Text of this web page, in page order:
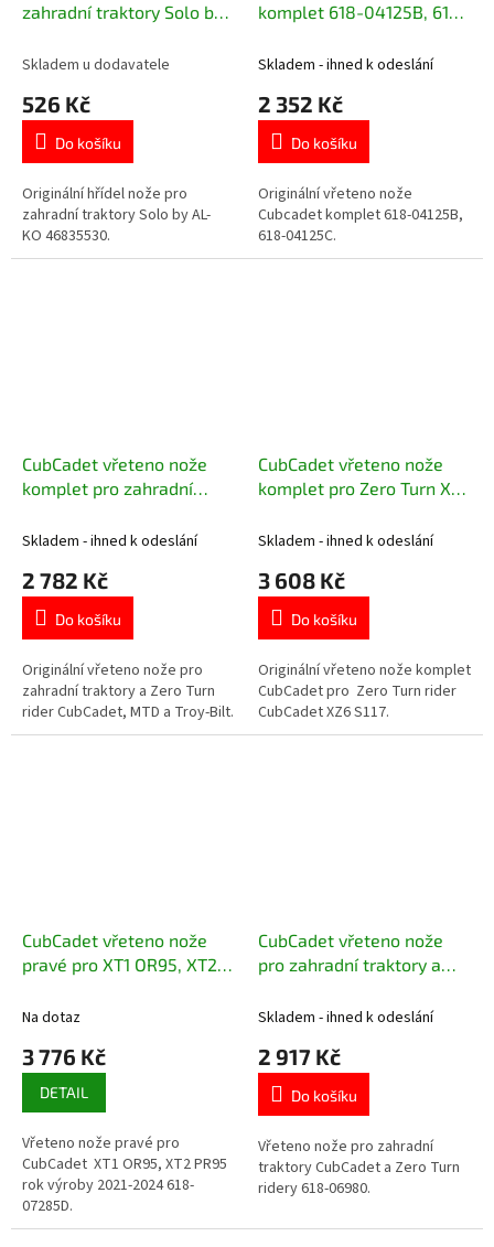
zahradní traktory Solo by
Skladem u dodavatele
526 Kč
Do košíku
Originální hřídel nože pro
zahradní traktory Solo by AL-
KO 46835530.
komplet 618-04125B, 618-
Skladem - ihned k odeslání
2 352 Kč
Do košíku
Originální vřeteno nože
Cubcadet komplet 618-04125B,
618-04125C.
CubCadet vřeteno nože
komplet pro zahradní
09236
Skladem - ihned k odeslání
2 782 Kč
Do košíku
Originální vřeteno nože pro
zahradní traktory a Zero Turn
rider CubCadet, MTD a Troy-Bilt.
CubCadet vřeteno nože
komplet pro Zero Turn XZ6
Skladem - ihned k odeslání
3 608 Kč
Do košíku
Originální vřeteno nože komplet
CubCadet pro Zero Turn rider
CubCadet XZ6 S117.
CubCadet vřeteno nože
pravé pro XT1 OR95, XT2
2024 618-07285D
Na dotaz
3 776 Kč
DETAIL
Vřeteno nože pravé pro
CubCadet XT1 OR95, XT2 PR95
rok výroby 2021-2024 618-
07285D.
CubCadet vřeteno nože
pro zahradní traktory a
06980
Skladem - ihned k odeslání
2 917 Kč
Do košíku
Vřeteno nože pro zahradní
traktory CubCadet a Zero Turn
ridery 618-06980.